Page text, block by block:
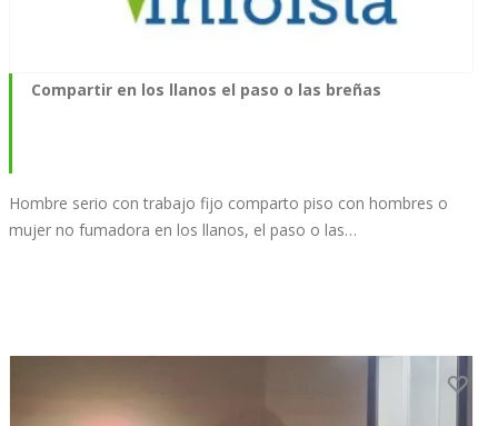
Compartir en los llanos el paso o las breñas
Hombre serio con trabajo fijo comparto piso con hombres o
mujer no fumadora en los llanos, el paso o las…